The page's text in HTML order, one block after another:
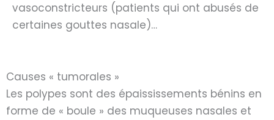
vasoconstricteurs (patients qui ont abusés de
certaines gouttes nasale)…
Causes « tumorales »
Les polypes sont des épaississements bénins en
forme de « boule » des muqueuses nasales et